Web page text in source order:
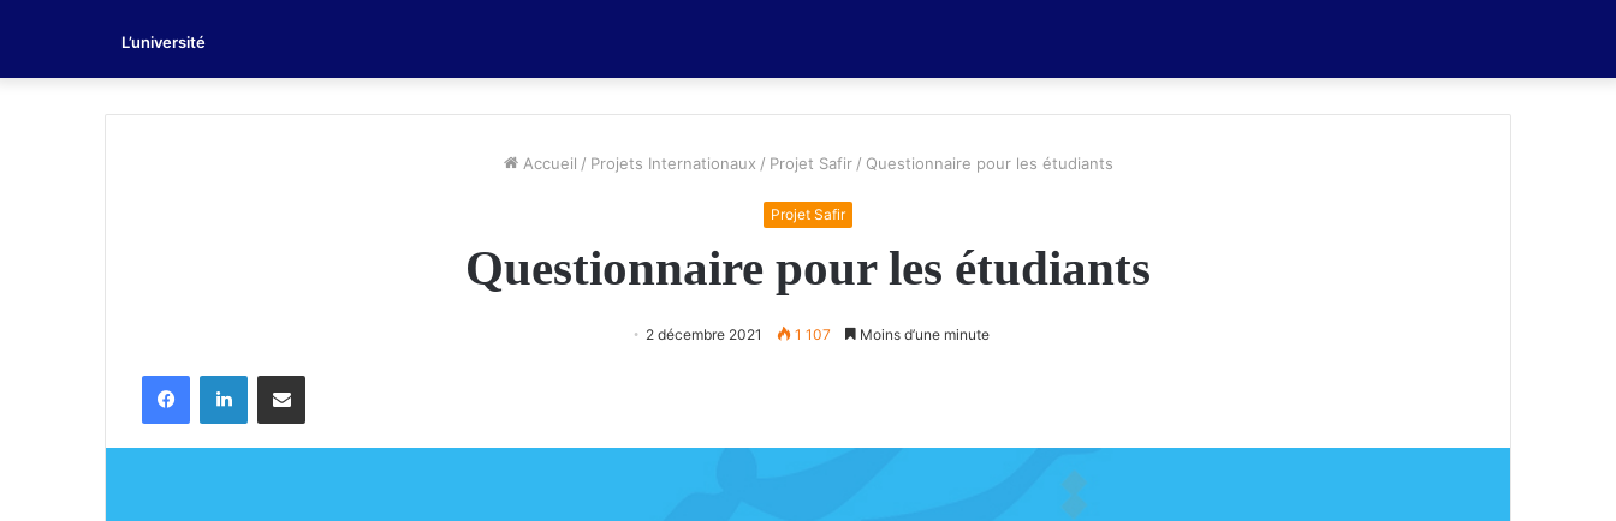
L’université
Accueil / Projets Internationaux / Projet Safir / Questionnaire pour les étudiants
Projet Safir
Questionnaire pour les étudiants
2 décembre 2021 1 107 Moins d’une minute
FacebookLinkedinPartager par email